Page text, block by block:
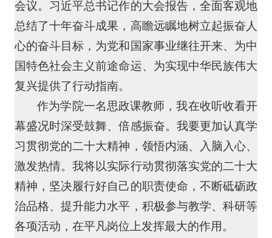
会议。习近平总书记作的大会报告，全面客观地
总结了十年奋斗成果，高瞻远瞩地树立起振奋人
心的奋斗目标，为党和国家事业继往开来、为中
国特色社会主义前途命运、为实现中华民族伟大
复兴提供了行动指南。
作为学院一名思政课教师，我在收听收看开
幕盛况时深受鼓舞、倍感振奋。我要更加认真学
习贯彻党的二十大精神，领悟内涵、入脑入心、
激发热情。我将以实际行动贯彻落实党的二十大
精神，坚决履行好自己的职责使命，不断砥砺政
治品格、提升能力水平，积极参与教学、科研等
各项活动，在平凡岗位上发挥最大的作用。